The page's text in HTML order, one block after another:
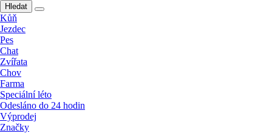
Hledat
Kůň
Jezdec
Pes
Chat
Zvířata
Chov
Farma
Speciální léto
Odesláno do 24 hodin
Výprodej
Značky